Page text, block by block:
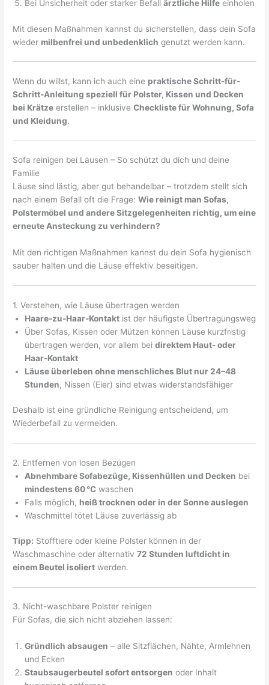
Bei Unsicherheit oder starker Befallärztliche Hilfe einholen
Mit diesen Maßnahmen kannst du sicherstellen, dass dein Sofa
wieder milbenfrei und unbedenklich genutzt werden kann.
Wenn du willst, kann ich auch eine praktische Schritt-für-
Schritt-Anleitung speziell für Polster, Kissen und Decken
bei Krätze erstellen – inklusiveCheckliste für Wohnung, Sofa
und Kleidung.
Sofa reinigen bei Läusen – So schützt du dich und deine
Familie
Läuse sind lästig, aber gut behandelbar – trotzdem stellt sich
nach einem Befall oft die Frage:Wie reinigt man Sofas,
Polstermöbel und andere Sitzgelegenheiten richtig, um eine
erneute Ansteckung zu verhindern?
Mit den richtigen Maßnahmen kannst du dein Sofa hygienisch
sauber halten und die Läuse effektiv beseitigen.
1. Verstehen, wie Läuse übertragen werden
Haare-zu-Haar-Kontakt ist der häufigste Übertragungsweg
Über Sofas, Kissen oder Mützen können Läuse kurzfristig
übertragen werden, vor allem beidirektem Haut- oder
Haar-Kontakt
Läuse überleben ohne menschliches Blut nur 24–48
Stunden, Nissen (Eier) sind etwas widerstandsfähiger
Deshalb ist eine gründliche Reinigung entscheidend, um
Wiederbefall zu vermeiden.
2. Entfernen von losen Bezügen
Abnehmbare Sofabezüge, Kissenhüllen und Decken bei
mindestens 60 °C waschen
Falls möglich, heiß trocknen oder in der Sonne auslegen
Waschmittel tötet Läuse zuverlässig ab
Tipp: Stofftiere oder kleine Polster können in der
Waschmaschine oder alternativ72 Stunden luftdicht in
einem Beutel isoliert werden.
3. Nicht-waschbare Polster reinigen
Für Sofas, die sich nicht abziehen lassen:
Gründlich absaugen – alle Sitzflächen, Nähte, Armlehnen
und Ecken
Staubsaugerbeutel sofort entsorgen oder Inhalt